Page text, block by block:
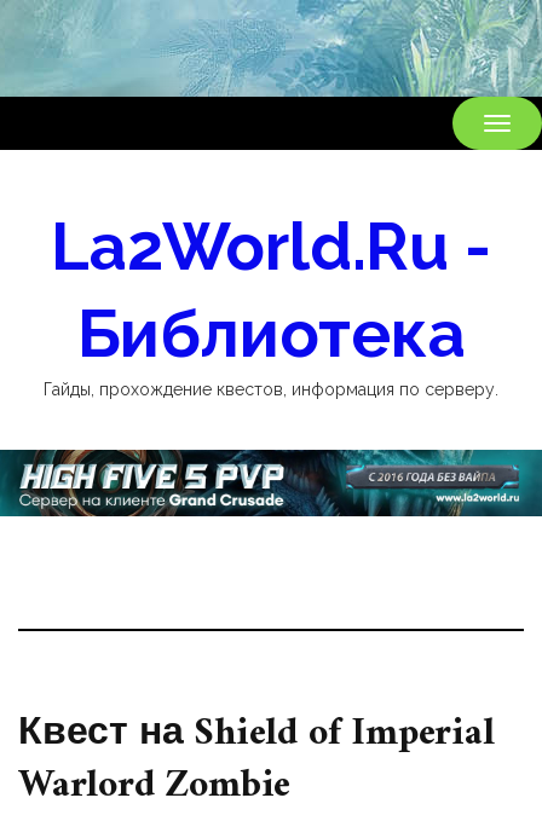
La2World.Ru -
Библиотека
Гайды, прохождение квестов, информация по серверу.
Квест на Shield of Imperial
Warlord Zombie